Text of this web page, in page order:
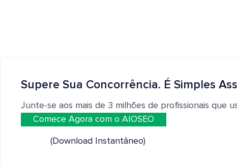
Supere Sua Concorrência. É Simples
Junte-se aos mais de 3 milhões de profissionais que
Comece Agora com o AIOSEO
(Download Instantâneo)